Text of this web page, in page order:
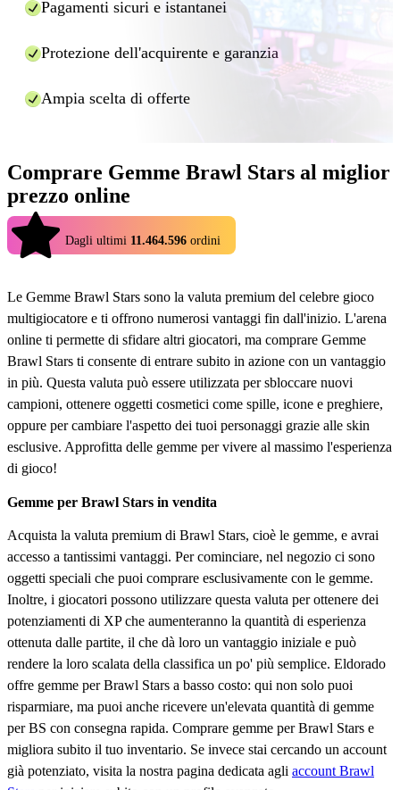
pochi minuti). Se il fornitore della ricarica dovesse
richiedere ulteriori informazioni, ve le chiederà
direttamente nella finestra di chat, quindi non chiudetela
E questo è tutto! Utilizzando Eldorado.gg potrete usufruire di
Pagamenti sicuri e istantanei
Protezione dell'acquirente e garanzia
Ampia scelta di offerte
Comprare Gemme Brawl Stars al miglior
prezzo online
Dagli ultimi 11.464.596 ordini
Le Gemme Brawl Stars sono la valuta premium del celebre gioco
multigiocatore e ti offrono numerosi vantaggi fin dall'inizio. L'arena
online ti permette di sfidare altri giocatori, ma comprare Gemme
Brawl Stars ti consente di entrare subito in azione con un vantaggio
in più. Questa valuta può essere utilizzata per sbloccare nuovi
campioni, ottenere oggetti cosmetici come spille, icone e preghiere,
oppure per cambiare l'aspetto dei tuoi personaggi grazie alle skin
esclusive. Approfitta delle gemme per vivere al massimo l'esperienza
di gioco!
Gemme per Brawl Stars in vendita
Acquista la valuta premium di Brawl Stars, cioè le gemme, e avrai
accesso a tantissimi vantaggi. Per cominciare, nel negozio ci sono
oggetti speciali che puoi comprare esclusivamente con le gemme.
Inoltre, i giocatori possono utilizzare questa valuta per ottenere dei
potenziamenti di XP che aumenteranno la quantità di esperienza
ottenuta dalle partite, il che dà loro un vantaggio iniziale e può
rendere la loro scalata della classifica un po' più semplice. Eldorado
offre gemme per Brawl Stars a basso costo: qui non solo puoi
risparmiare, ma puoi anche ricevere un'elevata quantità di gemme
per BS con consegna rapida. Comprare gemme per Brawl Stars e
migliora subito il tuo inventario. Se invece stai cercando un account
già potenziato, visita la nostra pagina dedicata agli account Brawl